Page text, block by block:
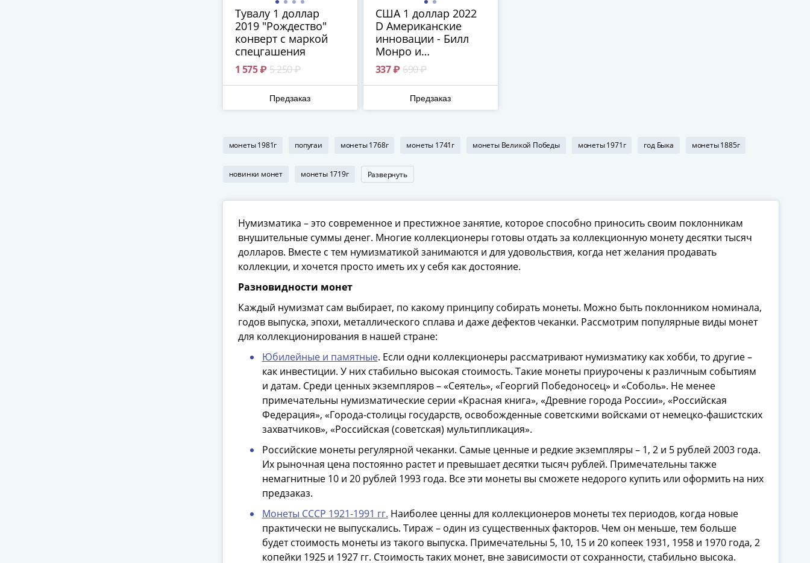
Тувалу 1 доллар
2019 "Рождество"
конверт с маркой
спецгашения
1 575 ₽ 5 250 ₽
Предзаказ
США 1 доллар 2022
D Американские
инновации - Билл
Монро и
музыкальное
направление
Блюграсс (Кентукки)
337 ₽ 690 ₽
Предзаказ
монеты 1981г попугаи монеты 1768г монеты 1741г монеты Великой Победы монеты 1971г год Быка монеты 1885г
новинки монет монеты 1719г Развернуть
Нумизматика – это современное и престижное занятие, которое способно приносить своим поклонникам
внушительные суммы денег. Многие коллекционеры готовы отдать за коллекционную монету десятки тысяч
долларов. Вместе с тем нумизматикой занимаются и для удовольствия, когда нет желания продавать
коллекции, и хочется просто иметь их у себя как достояние.
Разновидности монет
Каждый нумизмат сам выбирает, по какому принципу собирать монеты. Можно быть поклонником номинала,
годов выпуска, эпохи, металлического сплава и даже дефектов чеканки. Рассмотрим популярные виды монет
для коллекционирования в нашей стране:
Юбилейные и памятные. Если одни коллекционеры рассматривают нумизматику как хобби, то другие –
как инвестиции. У них стабильно высокая стоимость. Такие монеты приурочены к различным событиям
и датам. Среди ценных экземпляров – «Сеятель», «Георгий Победоносец» и «Соболь». Не менее
примечательны нумизматические серии «Красная книга», «Древние города России», «Российская
Федерация», «Города-столицы государств, освобожденные советскими войсками от немецко-фашистских
захватчиков», «Российская (советская) мультипликация».
Российские монеты регулярной чеканки. Самые ценные и редкие экземпляры – 1, 2 и 5 рублей 2003 года.
Их рыночная цена постоянно растет и превышает десятки тысяч рублей. Примечательны также
немагнитные 10 и 20 рублей 1993 года. Все эти монеты вы сможете недорого купить или оформить на них
предзаказ.
Монеты СССР 1921-1991 гг. Наиболее ценны для коллекционеров монеты тех периодов, когда новые
практически не выпускались. Тираж – один из существенных факторов. Чем он меньше, тем больше
будет стоимость монеты из такого выпуска. Примечательны 5, 10, 15 и 20 копеек 1931, 1958 и 1970 года, 2
копейки 1925 и 1927 гг. Стоимость таких монет, вне зависимости от сохранности, стабильно высока.